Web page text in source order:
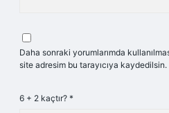
Daha sonraki yorumlarımda
site adresim bu tarayıcıya kaydedilsin.
6 + 2 kaçtır? *